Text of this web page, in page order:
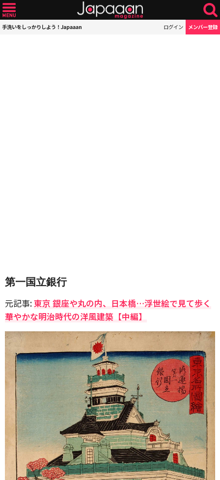
手洗いをしっかりしよう！Japaaan ログイン メンバー登録
第一国立銀行
元記事:東京 銀座や丸の内、日本橋…浮世絵で見て歩く
華やかな明治時代の洋風建築【中編】